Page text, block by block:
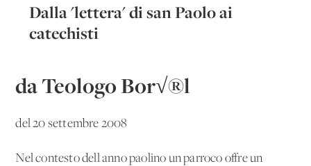
Dalla 'lettera' di san Paolo ai
catechisti
da Teologo Bor√®l
del 20 settembre 2008
Nel contesto dell'anno paolino un parroco offre un